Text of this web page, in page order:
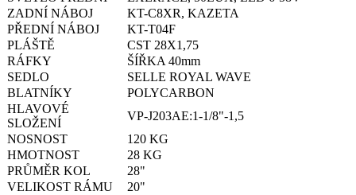
ZADNÍ NÁBOJ
KT-C8XR, KAZETA
PŘEDNÍ NÁBOJ
KT-T04F
PLÁŠTĚ
CST 28X1,75
RÁFKY
ŠÍŘKA 40mm
SEDLO
SELLE ROYAL WAVE
BLATNÍKY
POLYCARBON
HLAVOVÉ
SLOŽENÍ
VP-J203AE:1-1/8"-1,5
NOSNOST
120 KG
HMOTNOST
28 KG
PRŮMĚR KOL
28"
VELIKOST RÁMU
20"